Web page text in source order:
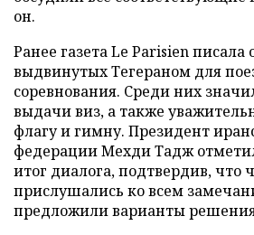
он.
Ранее газета Le Parisien писала
выдвинутых Тегераном для
соревнования. Среди них
выдачи виз, а также
флагу и гимну. Президент
федерации Мехди Тадж
итог диалога, подтвердив, что
прислушались ко всем
предложили варианты